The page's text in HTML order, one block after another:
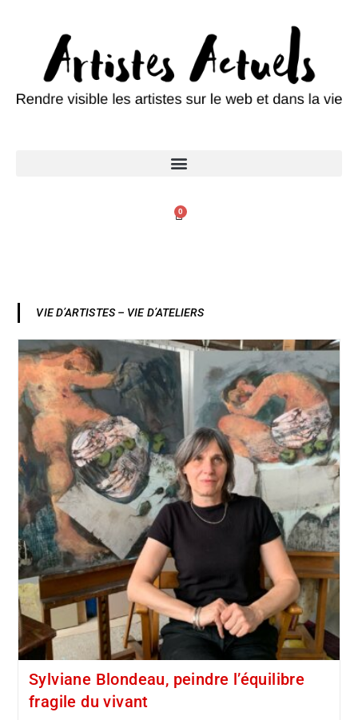
0
VIE D’ARTISTES – VIE D’ATELIERS
Sylviane Blondeau, peindre l’équilibre
fragile du vivant